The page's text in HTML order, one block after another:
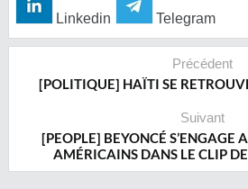
Linkedin Telegram
Précédent
[POLITIQUE] HAÏTI SE
Suivant
[PEOPLE] BEYONCÉ S’ENGAGE
AMÉRICAINS DANS LE CLIP